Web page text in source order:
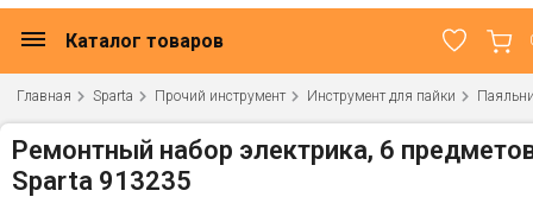
Каталог товаров
Главная Sparta Прочий инструмент Инструмент для пайки
Ремонтный набор электрика, 6
Sparta 913235